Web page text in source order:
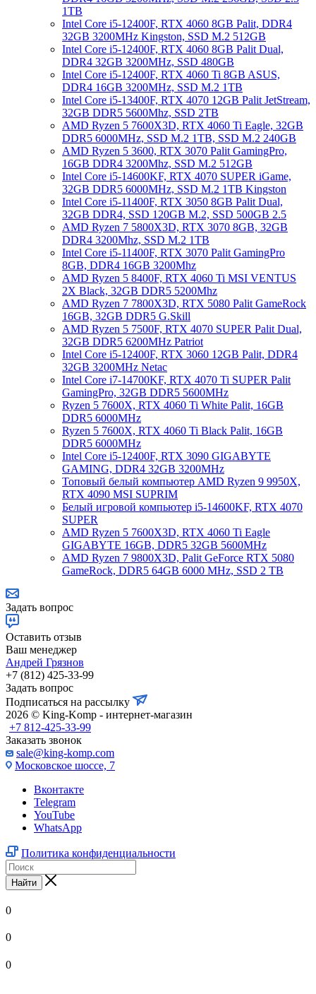
1TB
Intel Core i5-12400F, RTX 4060 8GB Palit, DDR4
32GB 3200MHz Kingston, SSD M.2 512GB
Intel Core i5-12400F, RTX 4060 8GB Palit Dual,
DDR4 32GB 3200MHz, SSD 480GB
Intel Core i5-12400F, RTX 4060 Ti 8GB ASUS,
DDR4 16GB 3200MHz, SSD M.2 1TB
Intel Core i5-13400F, RTX 4070 12GB Palit JetStream,
32GB DDR5 5600Mhz, SSD 2TB
AMD Ryzen 5 7600X3D, RTX 4060 Ti Eagle, 32GB
DDR5 6000MHz, SSD M.2 1TB, SSD M.2 240GB
AMD Ryzen 5 3600, RTX 3070 Palit GamingPro,
16GB DDR4 3200Mhz, SSD M.2 512GB
Intel Core i5-14600KF, RTX 4070 SUPER iGame,
32GB DDR5 6000MHz, SSD M.2 1TB Kingston
Intel Core i5-11400F, RTX 3050 8GB Palit Dual,
32GB DDR4, SSD 120GB M.2, SSD 500GB 2.5
AMD Ryzen 7 5800X3D, RTX 3070 8GB, 32GB
DDR4 3200Mhz, SSD M.2 1TB
Intel Core i5-11400F, RTX 3070 Palit GamingPro
8GB, DDR4 16GB 3200Mhz
AMD Ryzen 5 8400F, RTX 4060 Ti MSI VENTUS
2X Black, 32GB DDR5 5200Mhz
AMD Ryzen 7 7800X3D, RTX 5080 Palit GameRock
16GB, 32GB DDR5 G.Skill
AMD Ryzen 5 7500F, RTX 4070 SUPER Palit Dual,
32GB DDR5 6200MHz Patriot
Intel Core i5-12400F, RTX 3060 12GB Palit, DDR4
32GB 3200MHz Netac
Intel Core i7-14700KF, RTX 4070 Ti SUPER Palit
GamingPro, 32GB DDR5 5600MHz
Ryzen 5 7600X, RTX 4060 Ti White Palit, 16GB
DDR5 6000MHz
Ryzen 5 7600X, RTX 4060 Ti Black Palit, 16GB
DDR5 6000MHz
Intel Core i5-12400F, RTX 3090 GIGABYTE
GAMING, DDR4 32GB 3200MHz
Топовый белый компьютер AMD Ryzen 9 9950X,
RTX 4090 MSI SUPRIM
Белый игровой компьютер i5-14600KF, RTX 4070
SUPER
AMD Ryzen 5 7600X3D, RTX 4060 Ti Eagle
GIGABYTE 16GB, DDR5 32GB 5600MHz
AMD Ryzen 7 9800X3D, Palit GeForce RTX 5080
GameRock, DDR5 64GB 6000 MHz, SSD 2 TB
Задать вопрос
Оставить отзыв
Ваш менеджер
Андрей Грязнов
+7 (812) 425-33-99
Задать вопрос
Подписаться на рассылку
2026 © King-Komp - интернет-магазин
+7 812-425-33-99
Заказать звонок
sale@king-komp.com
Московское шоссе, 7
Вконтакте
Telegram
YouTube
WhatsApp
Политика конфиденциальности
Найти
0
0
0